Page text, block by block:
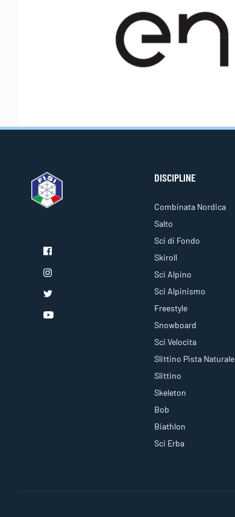
DISCIPLINE
Combinata Nordica
Salto
Sci di Fondo
Skiroll
Sci Alpino
Sci Alpinismo
Freestyle
Snowboard
Sci Velocita
Slittino Pista Naturale
Slittino
Skeleton
Bob
Biathlon
Sci Erba